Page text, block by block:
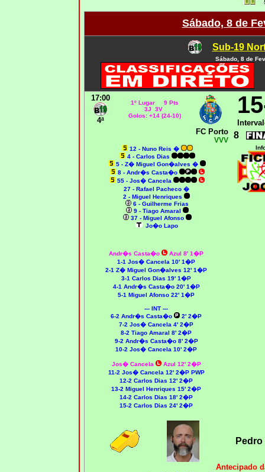
Sábado, 8 de
Sub-19
Sábado, 8 de
17:00
4ª
1º Lugar 9 Pts
3J 3V
Golos: +14 (24-10)
FC Porto
VVV 8
12 - Nuno Reis �
4 - Carlos Dias
5 - Z� Miguel Gon�alves �
8 - Andr�s Casta�o
55 - Jos� Cancela
27 - Rafael Pacheco �
2 - Miguel Henriques
6 - Guilherme Frias
9 - Tiago Amaral
37 - Miguel Afonso
Jo�o Lapo
Andr�s Casta�o
Azul 8' 1�P
1-1 Jos� Cancela 10' 1�P
2-1 Z� Miguel Gon�alves 12' 1�P
3-1 Carlos Dias 19' 1�P
4-1 Andr�s Casta�o 20' 1�P
5-1 Miguel Afonso 22' 1�P
--- INT ---
6-2 Andr�s Casta�o
2' 2�P
7-2 Jos� Cancela 4' 2�P
8-2 Tiago Amaral 8' 2�P
9-2 Andr�s Casta�o 8' 2�P
10-2 Jos� Cancela 10' 2�P
Jos� Cancela
Azul 12' 2�P
11-2 Jos� Cancela 12' 2�P PWP
12-2 Carlos Dias 12' 2�P
13-2 Miguel Henriques 15' 2�P
14-2 Carlos Dias 18' 2�P
15-2 Carlos Dias 24' 2�P
Antecipado